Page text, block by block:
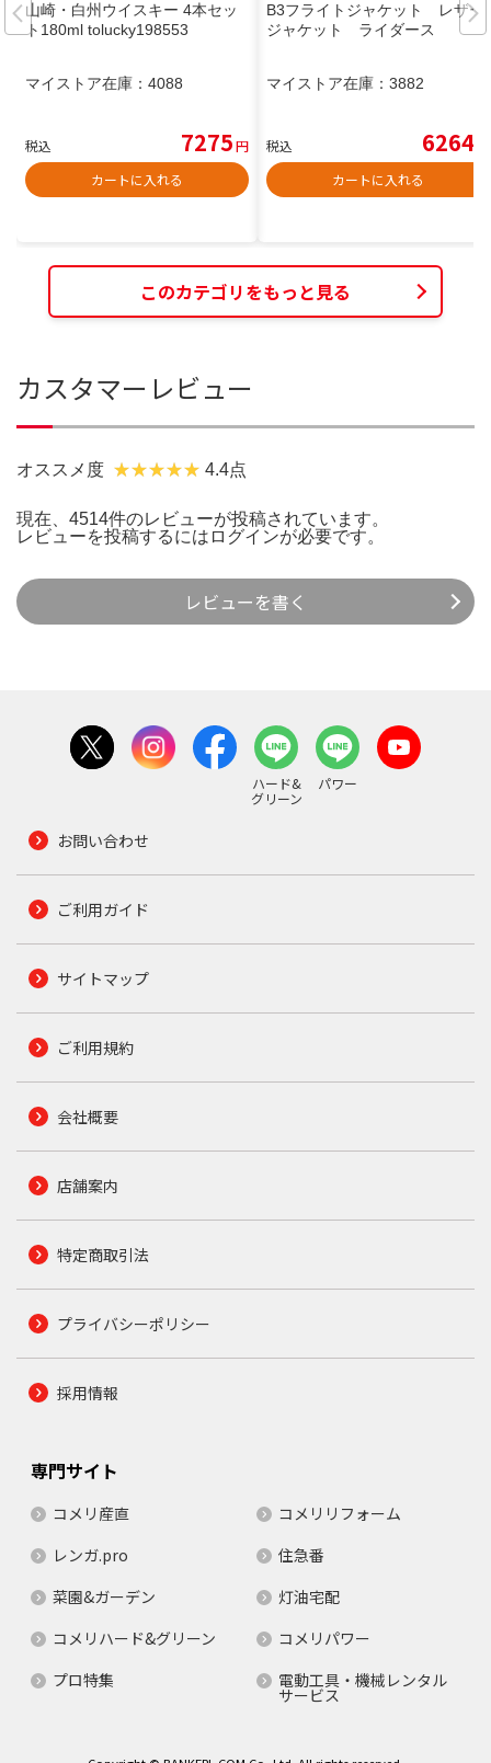
山崎・白州ウイスキー 4本セッ
ト180ml tolucky198553
マイストア在庫： 4088
税込 7275円
カートに入れる
B3フライトジャケット レザー
ジャケット ライダース
マイストア在庫： 3882
税込 6264
カートに入れる
このカテゴリをもっと見る
カスタマーレビュー
オススメ度 4.4点
現在、4514件のレビューが投稿されています。
レビューを投稿するには ログインが必要です。
レビューを書く
ハード&
グリーン
パワー
お問い合わせ
ご利用ガイド
サイトマップ
ご利用規約
会社概要
店舗案内
特定商取引法
プライバシーポリシー
採用情報
専門サイト
コメリ産直
コメリリフォーム
レンガ.pro
住急番
菜園&ガーデン
灯油宅配
コメリハード&グリーン
コメリパワー
プロ特集
電動工具・機械レンタル
サービス